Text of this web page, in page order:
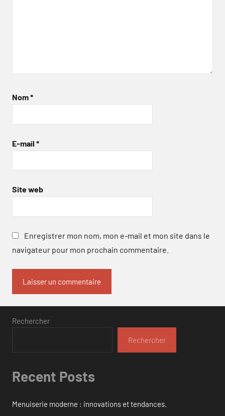
Nom*
E-mail *
Site web
Enregistrer mon nom, mon e-mail et mon site dans le
navigateur pour mon prochain commentaire.
Rechercher
Rechercher
Recent Posts
Menuiserie moderne : innovations et tendances.